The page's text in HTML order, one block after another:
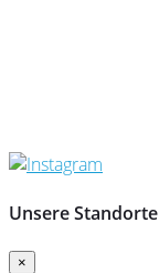
Unsere Standorte
×